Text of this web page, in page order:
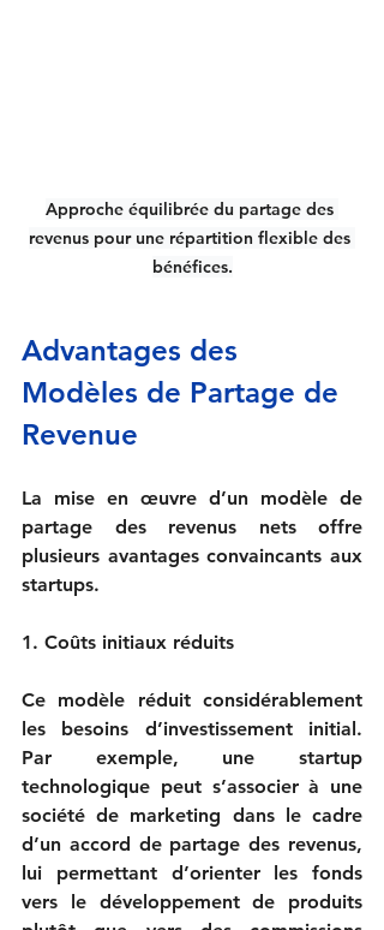
Approche équilibrée du partage des
revenus pour une répartition flexible des
bénéfices.
Advantages des
Modèles de Partage de
Revenue
La mise en œuvre d’un modèle de
partage des revenus nets offre
plusieurs avantages convaincants aux
startups.
1. Coûts initiaux réduits
Ce modèle réduit considérablement
les besoins d’investissement initial.
Par exemple, une startup
technologique peut s’associer à une
société de marketing dans le cadre
d’un accord de partage des revenus,
lui permettant d’orienter les fonds
vers le développement de produits